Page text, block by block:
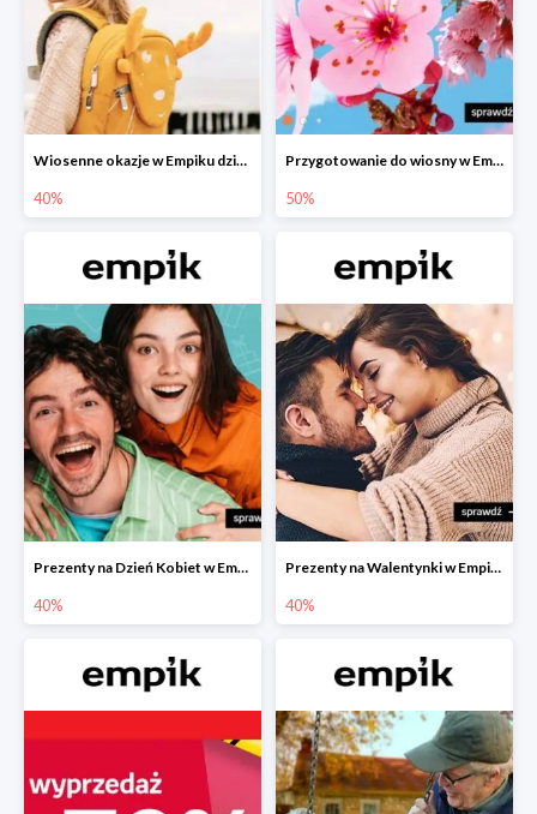
Wiosenne okazje w Empiku dziecko w podróży do -40%
40%
Przygotowanie do wiosny w Empiku - setki produktów do -50%
50%
Prezenty na Dzień Kobiet w Empiku do -40%
40%
Prezenty na Walentynki w Empiku do -40%
40%